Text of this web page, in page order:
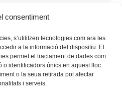
consentiment
s’utilitzen tecnologies com ara les
a la informació del dispositiu. El
permet el tractament de dades com
o identificadors únics en aquest lloc
o la seua retirada pot afectar
i serveis.